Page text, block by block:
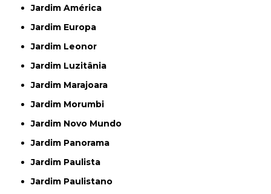
Jardim América
Jardim Europa
Jardim Leonor
Jardim Luzitânia
Jardim Marajoara
Jardim Morumbi
Jardim Novo Mundo
Jardim Panorama
Jardim Paulista
Jardim Paulistano